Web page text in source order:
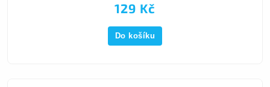
129 Kč
Do košíku